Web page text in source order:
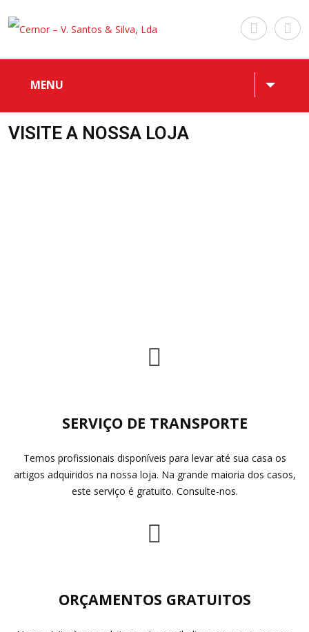
MENU
VISITE A NOSSA LOJA
SERVIÇO DE TRANSPORTE
Temos profissionais disponíveis para levar até sua casa os
artigos adquiridos na nossa loja. Na grande maioria dos casos,
este serviço é gratuito. Consulte-nos.
ORÇAMENTOS GRATUITOS